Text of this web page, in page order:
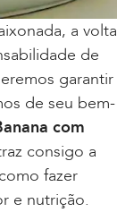
a volta
de
garantir
de seu bem-
com
consigo a
fazer
e nutrição.